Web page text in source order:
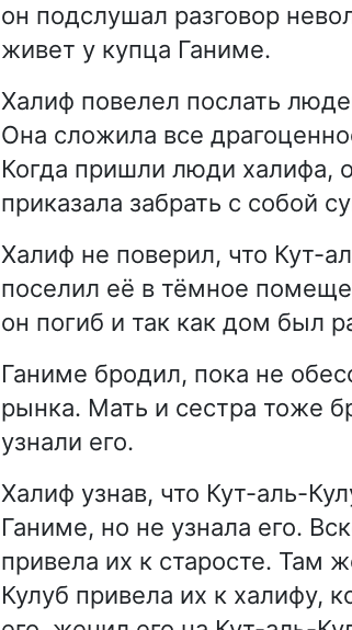
он подслушал разговор
живет у купца Ганиме.
Халиф повелел послать
Она сложила все
Когда пришли люди халифа,
приказала забрать с собой
Халиф не поверил, что Кут-
поселил её в тёмное
он погиб и так как дом был
Ганиме бродил, пока не
рынка. Мать и сестра тоже
узнали его.
Халиф узнав, что Кут-аль-
Ганиме, но не узнала его.
привела их к старосте. Там
Кулуб привела их к халифу,